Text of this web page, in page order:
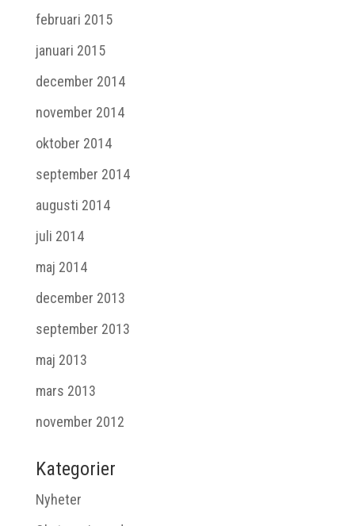
februari 2015
januari 2015
december 2014
november 2014
oktober 2014
september 2014
augusti 2014
juli 2014
maj 2014
december 2013
september 2013
maj 2013
mars 2013
november 2012
Kategorier
Nyheter